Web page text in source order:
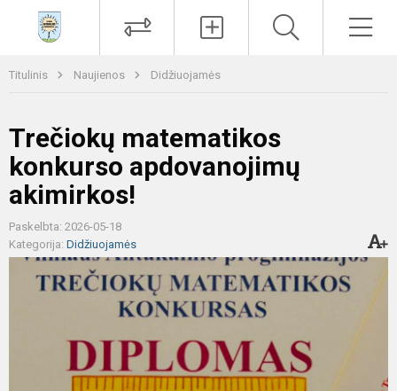
Titulinis Naujienos Didžiuojamės
Trečiokų matematikos
konkurso apdovanojimų
akimirkos!
Paskelbta: 2026-05-18
Kategorija: Didžiuojamės